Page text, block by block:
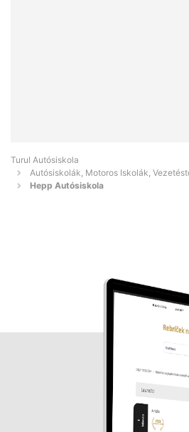
Turul Autósiskola
Autósiskolák, Motoros Iskolák,
Hepp Autósiskola